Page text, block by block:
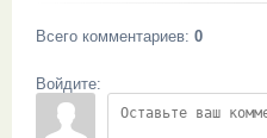
Всего комментариев: 0
Войдите: